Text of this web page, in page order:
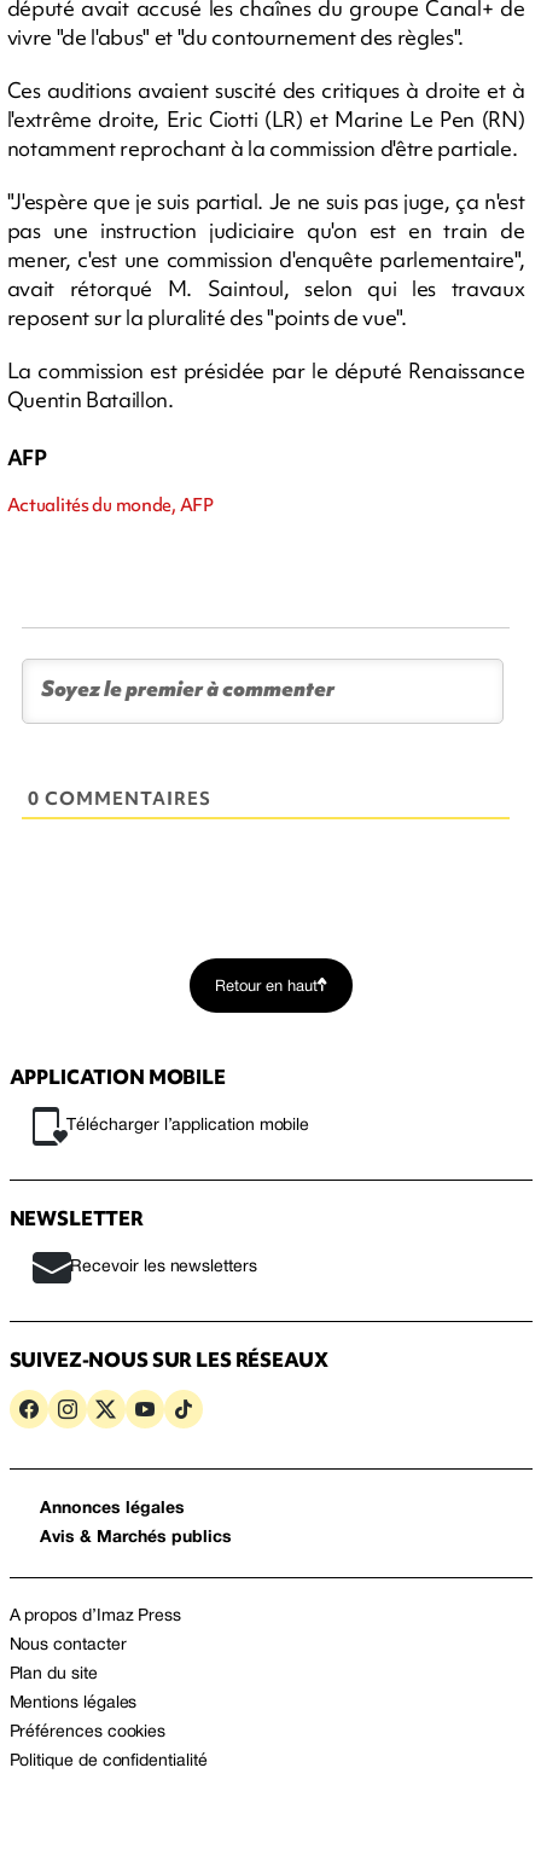
député avait accusé les chaînes du groupe Canal+ de
vivre "de l'abus" et "du contournement des règles".
Ces auditions avaient suscité des critiques à droite et à
l'extrême droite, Eric Ciotti (LR) et Marine Le Pen (RN)
notamment reprochant à la commission d'être partiale.
"J'espère que je suis partial. Je ne suis pas juge, ça n'est
pas une instruction judiciaire qu'on est en train de
mener, c'est une commission d'enquête parlementaire",
avait rétorqué M. Saintoul, selon qui les travaux
reposent sur la pluralité des "points de vue".
La commission est présidée par le député Renaissance
Quentin Bataillon.
AFP
Actualités du monde, AFP
0 COMMENTAIRES
Retour en haut
APPLICATION MOBILE
Télécharger l’application mobile
NEWSLETTER
Recevoir les newsletters
SUIVEZ-NOUS SUR LES RÉSEAUX
Annonces légales
Avis & Marchés publics
A propos d’Imaz Press
Nous contacter
Plan du site
Mentions légales
Préférences cookies
Politique de confidentialité